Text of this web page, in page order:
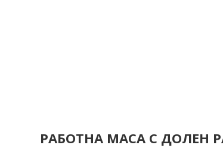
РАБОТНА МАСА С ДОЛЕН